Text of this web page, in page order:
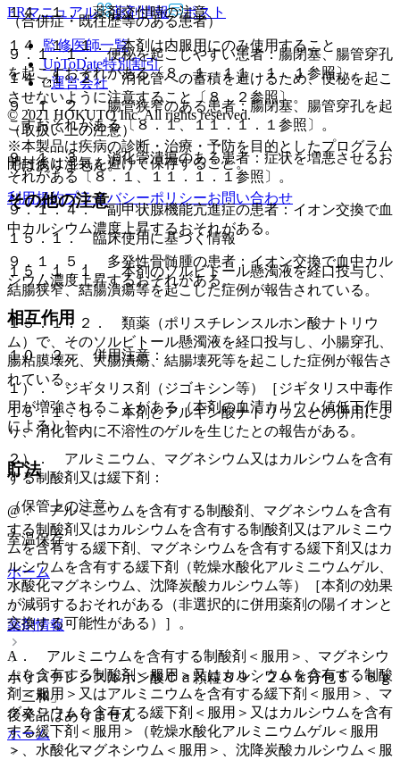
１４．１． 薬剤交付時の注意
１４．１．１． 本剤は内服用にのみ使用すること。
１４．１．２． 消化管への蓄積を避けるため、便秘を起こ
させないように注意すること〔８．２参照〕。
（取扱い上の注意）
開封後は湿気を避けて保存すること。
その他の注意
１５．１． 臨床使用に基づく情報
１５．１．１． 本剤のソルビトール懸濁液を経口投与し、
結腸狭窄、結腸潰瘍等を起こした症例が報告されている。
１５．１．２． 類薬（ポリスチレンスルホン酸ナトリウ
ム）で、そのソルビトール懸濁液を経口投与し、小腸穿孔、
腸粘膜壊死、大腸潰瘍、結腸壊死等を起こした症例が報告さ
れている。
１５．１．３． 本剤とアルギン酸ナトリウムとの併用によ
り、消化管内に不溶性のゲルを生じたとの報告がある。
貯法
（保管上の注意）
室温保存。
ホーム
薬剤情報
ポリスチレンスルホン酸Ｃａ顆粒８９．２９％分包５．６ｇ
「三和」
後発品はありません
ホーム
（合併症・既往歴等のある患者）
９．１．１． 便秘を起こしやすい患者：腸閉塞、腸管穿孔
を起こすおそれがある〔８．１、１１．１．１参照〕。
９．１．２． 腸管狭窄のある患者：腸閉塞、腸管穿孔を起
こすおそれがある〔８．１、１１．１．１参照〕。
９．１．３． 消化管潰瘍のある患者：症状を増悪させるお
それがある〔８．１、１１．１．１参照〕。
９．１．４． 副甲状腺機能亢進症の患者：イオン交換で血
中カルシウム濃度上昇するおそれがある。
９．１．５． 多発性骨髄腫の患者：イオン交換で血中カル
シウム濃度上昇するおそれがある。
相互作用
１０．２． 併用注意：
１）． ジギタリス剤（ジゴキシン等）［ジギタリス中毒作
用が増強されることがある（本剤の血清カリウム値低下作用
による）］。
２）． アルミニウム、マグネシウム又はカルシウムを含有
する制酸剤又は緩下剤：
@． アルミニウムを含有する制酸剤、マグネシウムを含有
する制酸剤又はカルシウムを含有する制酸剤又はアルミニウ
ムを含有する緩下剤、マグネシウムを含有する緩下剤又はカ
ルシウムを含有する緩下剤（乾燥水酸化アルミニウムゲル、
水酸化マグネシウム、沈降炭酸カルシウム等）［本剤の効果
が減弱するおそれがある（非選択的に併用薬剤の陽イオンと
交換する可能性がある）］。
A． アルミニウムを含有する制酸剤＜服用＞、マグネシウ
ムを含有する制酸剤＜服用＞又はカルシウムを含有する制酸
剤＜服用＞又はアルミニウムを含有する緩下剤＜服用＞、マ
グネシウムを含有する緩下剤＜服用＞又はカルシウムを含有
する緩下剤＜服用＞（乾燥水酸化アルミニウムゲル＜服用
＞、水酸化マグネシウム＜服用＞、沈降炭酸カルシウム＜服
ERマニュアル
薬剤情報 ポスト
監修医師一覧
UpToDate特別割引
運営会社
© 2021 HOKUTO Inc. All rights reserved.
※本製品は疾病の診断・治療・予防を目的としたプログラム
ではありません。
利用規約プライバシーポリシーお問い合わせ